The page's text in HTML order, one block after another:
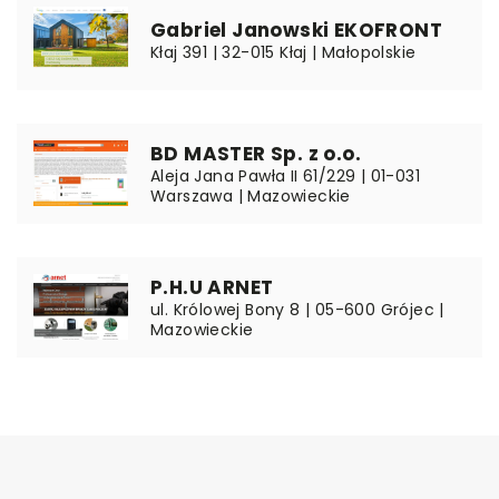
Gabriel Janowski EKOFRONT
Kłaj 391 | 32-015 Kłaj | Małopolskie
BD MASTER Sp. z o.o.
Aleja Jana Pawła II 61/229 | 01-031
Warszawa | Mazowieckie
P.H.U ARNET
ul. Królowej Bony 8 | 05-600 Grójec |
Mazowieckie